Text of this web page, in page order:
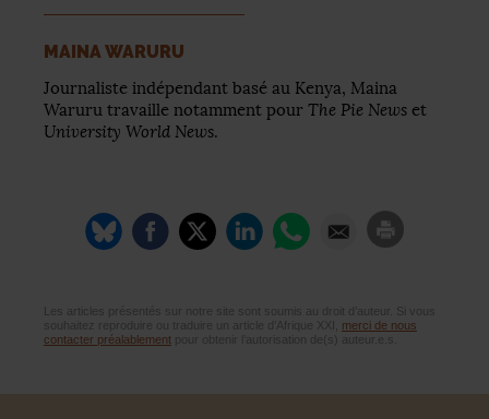
MAINA WARURU
Journaliste indépendant basé au Kenya, Maina
Waruru travaille notamment pour The Pie News et
University World News.
Les articles présentés sur notre site sont soumis au droit d’auteur. Si vous
souhaitez reproduire ou traduire un article d’Afrique XXI, merci de nous
contacter préalablement pour obtenir l’autorisation de(s) auteur.e.s.